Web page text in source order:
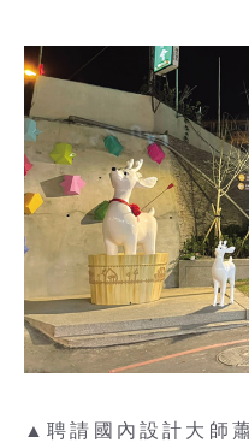
▲聘請國內設計大師